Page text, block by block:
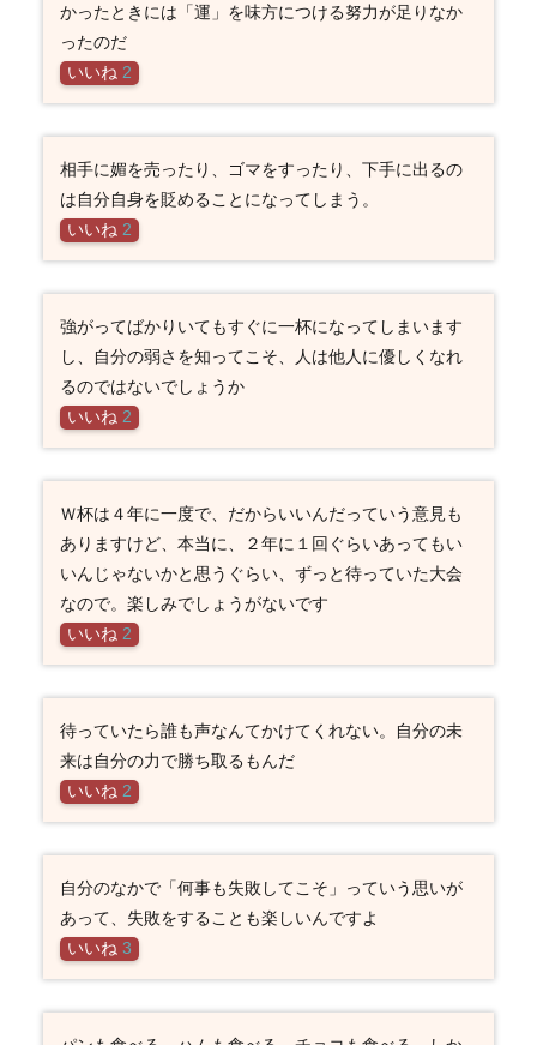
かったときには「運」を味方につける努力が足りなか
ったのだ
いいね 2
相手に媚を売ったり、ゴマをすったり、下手に出るの
は自分自身を貶めることになってしまう。
いいね 2
強がってばかりいてもすぐに一杯になってしまいます
し、自分の弱さを知ってこそ、人は他人に優しくなれ
るのではないでしょうか
いいね 2
Ｗ杯は４年に一度で、だからいいんだっていう意見も
ありますけど、本当に、２年に１回ぐらいあってもい
いんじゃないかと思うぐらい、ずっと待っていた大会
なので。楽しみでしょうがないです
いいね 2
待っていたら誰も声なんてかけてくれない。自分の未
来は自分の力で勝ち取るもんだ
いいね 2
自分のなかで「何事も失敗してこそ」っていう思いが
あって、失敗をすることも楽しいんですよ
いいね 3